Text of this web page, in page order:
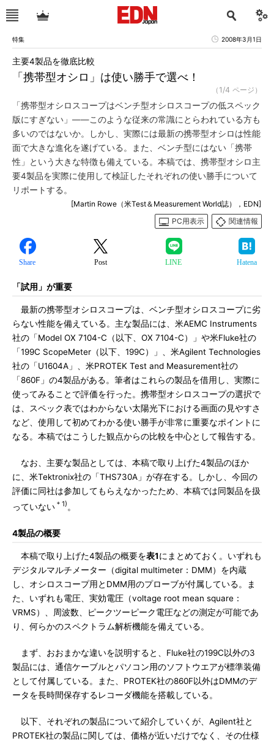
特集 2008年3月1日
「携帯型オシロ」は使い勝手で選べ！
主要4製品を徹底比較
（1/4 ページ）
「携帯型オシロスコープはベンチ型オシロスコープの低スペック
版にすぎない」――このような従来の常識にとらわれている方も
多いのではないか。しかし、実際には最新の携帯型オシロは性能
面で大きな進化を遂げている。また、ベンチ型にはない「携帯
性」という大きな特徴も備えている。本稿では、携帯型オシロ主
要4製品を実際に使用して検証したそれぞれの使い勝手について
リポートする。
[Martin Rowe（米Test＆Measurement World誌），EDN]
PC用表示
関連情報
Share Post LINE Hatena
「試用」が重要
最新の携帯型オシロスコープは、ベンチ型オシロスコープに劣
らない性能を備えている。主な製品には、米AEMC Instruments
社の「Model OX 7104-C（以下、OX 7104-C）」や米Fluke社の
「199C ScopeMeter（以下、199C）」、米Agilent Technologies
社の「U1604A」、米PROTEK Test and Measurement社の
「860F」の4製品がある。筆者はこれらの製品を借用し、実際に
使ってみることで評価を行った。携帯型オシロスコープの選択で
は、スペック表ではわからない太陽光下における画面の見やすさ
など、使用して初めてわかる使い勝手が非常に重要なポイントに
なる。本稿ではこうした観点からの比較を中心として報告する。
なお、主要な製品としては、本稿で取り上げた4製品のほか
に、米Tektronix社の「THS730A」が存在する。しかし、今回の
評価に同社は参加してもらえなかったため、本稿では同製品を扱
っていない ＊1) 。
4製品の概要
本稿で取り上げた4製品の概要を表1にまとめておく。いずれも
デジタルマルチメーター（digital multimeter：DMM）を内蔵
し、オシロスコープ用とDMM用のプローブが付属している。ま
た、いずれも電圧、実効電圧（voltage root mean square：
VRMS）、周波数、ピークツーピーク電圧などの測定が可能であ
り、何らかのスペクトラム解析機能を備えている。
まず、おおまかな違いを説明すると、Fluke社の199C以外の3
製品には、通信ケーブルとパソコン用のソフトウエアが標準装備
として付属している。また、PROTEK社の860F以外はDMMのデ
ータを長時間保存するレコーダ機能を搭載している。
以下、それぞれの製品について紹介していくが、Agilent社と
PROTEK社の製品に関しては、価格が近いだけでなく、その仕様